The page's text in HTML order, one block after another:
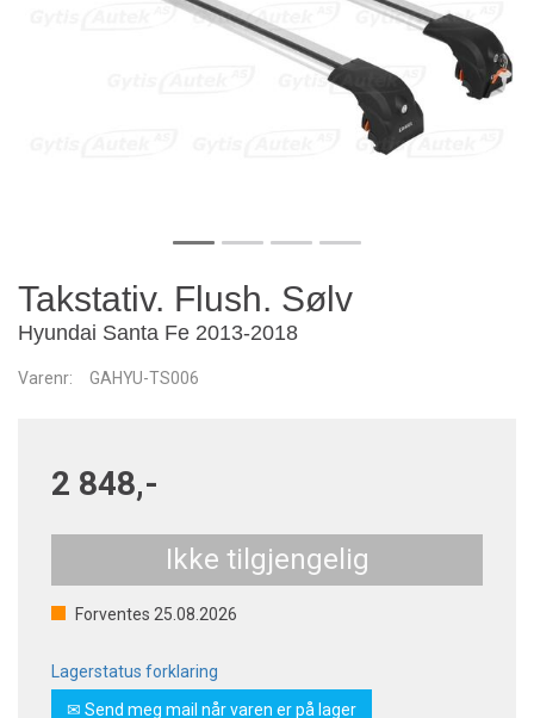
Takstativ. Flush. Sølv
Hyundai Santa Fe 2013-2018
Varenr: GAHYU-TS006
2 848,-
Ikke tilgjengelig
Forventes 25.08.2026
Lagerstatus forklaring
✉ Send meg mail når varen er på lager